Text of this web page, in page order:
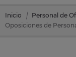
Inicio Personal de